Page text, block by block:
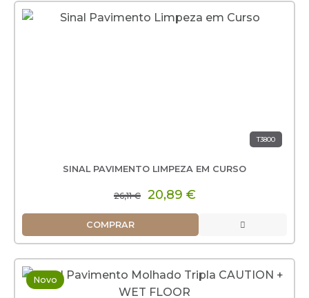
T3800
SINAL PAVIMENTO LIMPEZA EM CURSO
26,11 € 20,89 €
COMPRAR
Novo